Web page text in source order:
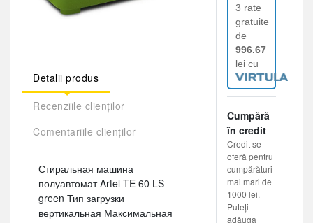
Detalii produs
Recenziile clienților
Comentariile clienților
Стиральная машина
полуавтомат Artel TE 60 LS
green Тип загрузки
вертикальная Максимальная
3 rate
gratuite
de
996.67
lei cu
Cumpără
în credit
Credit se
oferă pentru
cumpărături
mai mari de
1000 lei.
Puteți
adăuga